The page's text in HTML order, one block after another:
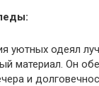
уютных одеял
материал. Он
и